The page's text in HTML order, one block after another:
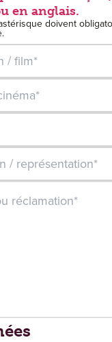
en anglais.
doivent
: